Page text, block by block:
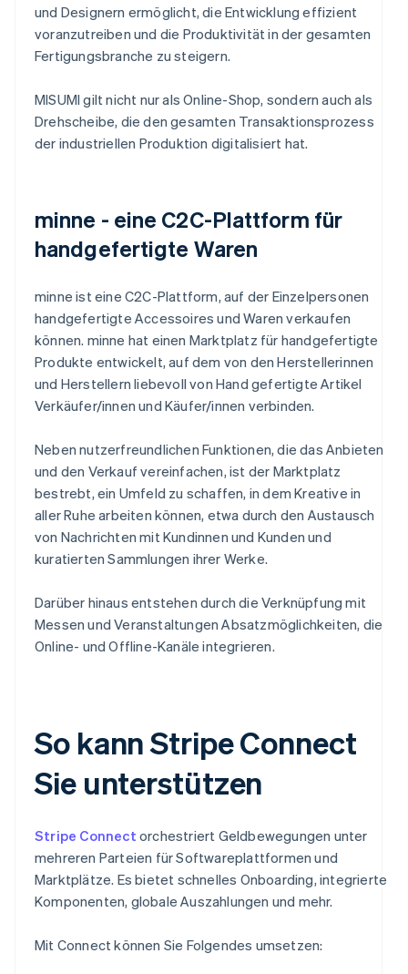
und Designern ermöglicht, die Entwicklung effizient
voranzutreiben und die Produktivität in der gesamten
Fertigungsbranche zu steigern.
MISUMI gilt nicht nur als Online-Shop, sondern auch als
Drehscheibe, die den gesamten Transaktionsprozess
der industriellen Produktion digitalisiert hat.
minne - eine C2C-Plattform für
handgefertigte Waren
minne ist eine C2C-Plattform, auf der Einzelpersonen
handgefertigte Accessoires und Waren verkaufen
können. minne hat einen Marktplatz für handgefertigte
Produkte entwickelt, auf dem von den Herstellerinnen
und Herstellern liebevoll von Hand gefertigte Artikel
Verkäufer/innen und Käufer/innen verbinden.
Neben nutzerfreundlichen Funktionen, die das Anbieten
und den Verkauf vereinfachen, ist der Marktplatz
bestrebt, ein Umfeld zu schaffen, in dem Kreative in
aller Ruhe arbeiten können, etwa durch den Austausch
von Nachrichten mit Kundinnen und Kunden und
kuratierten Sammlungen ihrer Werke.
Darüber hinaus entstehen durch die Verknüpfung mit
Messen und Veranstaltungen Absatzmöglichkeiten, die
Online- und Offline-Kanäle integrieren.
So kann Stripe Connect
Sie unterstützen
Stripe Connect orchestriert Geldbewegungen unter
mehreren Parteien für Softwareplattformen und
Marktplätze. Es bietet schnelles Onboarding, integrierte
Komponenten, globale Auszahlungen und mehr.
Mit Connect können Sie Folgendes umsetzen: